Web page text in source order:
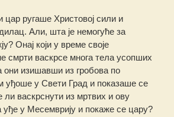
цар ругаше Христовој сили и
Али, шта је немогуће за
Онај који у време своје
смрти васкрсе многа тела усопших
они изишавши из гробова по
уђоше у Свети Град и показаше се
васкрснути из мртвих и ову
уђе у Месемврију и покаже се цару?